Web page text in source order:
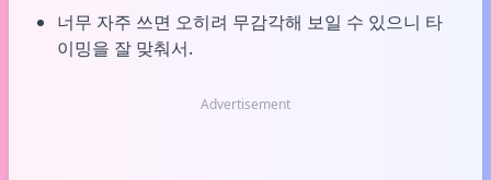
너무 자주 쓰면 오히려 무감각해 보일 수 있으니 타
이밍을 잘 맞춰서.
Advertisement